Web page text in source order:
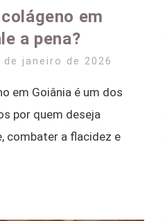
em
a pena?
de janeiro de 2026
em Goiânia é um dos
por quem deseja
combater a flacidez e